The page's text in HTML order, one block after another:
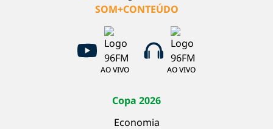
SOM+CONTEÚDO
AO VIVO AO VIVO
Copa 2026
Economia